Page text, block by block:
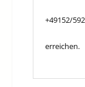
+49152/
erreichen.